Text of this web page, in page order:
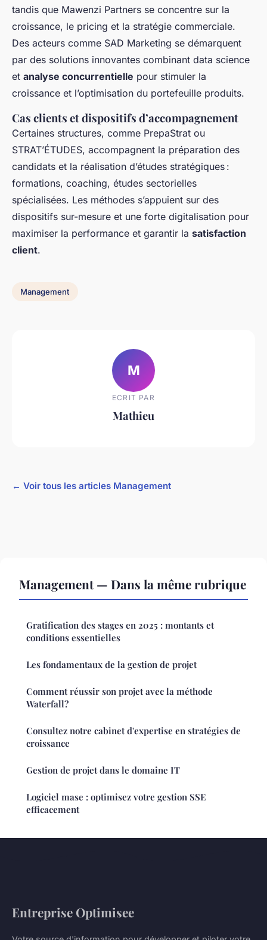
tandis que Mawenzi Partners se concentre sur la
croissance, le pricing et la stratégie commerciale.
Des acteurs comme SAD Marketing se démarquent
par des solutions innovantes combinant data science
et analyse concurrentielle pour stimuler la
croissance et l’optimisation du portefeuille produits.
Cas clients et dispositifs d’accompagnement
Certaines structures, comme PrepaStrat ou
STRAT’ÉTUDES, accompagnent la préparation des
candidats et la réalisation d’études stratégiques :
formations, coaching, études sectorielles
spécialisées. Les méthodes s’appuient sur des
dispositifs sur-mesure et une forte digitalisation pour
maximiser la performance et garantir la satisfaction
client.
Management
M
ECRIT PAR
Mathieu
← Voir tous les articles Management
Management — Dans la même rubrique
Gratification des stages en 2025 : montants et
conditions essentielles
Les fondamentaux de la gestion de projet
Comment réussir son projet avec la méthode
Waterfall?
Consultez notre cabinet d'expertise en stratégies de
croissance
Gestion de projet dans le domaine IT
Logiciel mase : optimisez votre gestion SSE
efficacement
Entreprise Optimisee